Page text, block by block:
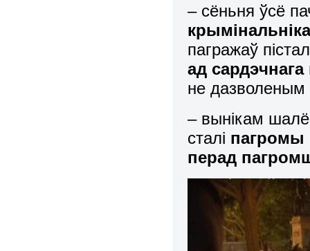
– сёньня ўсё
пагражаў
ад
не дазволеным
– вынікам
сталі пагромы
перад